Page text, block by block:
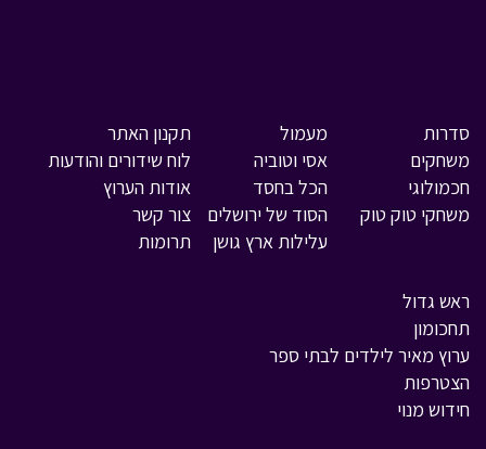
סדרות
משחקים
חכמולוגי
משחקי טוק טוק
מעמול
אסי וטוביה
הכל בחסד
הסוד של ירושלים
עלילות ארץ גושן
ראש גדול
תחכומון
ערוץ מאיר לילדים לבתי ספר
הצטרפות
חידוש מנוי
תקנון האתר
לוח שידורים והודעות
אודות הערוץ
צור קשר
תרומות